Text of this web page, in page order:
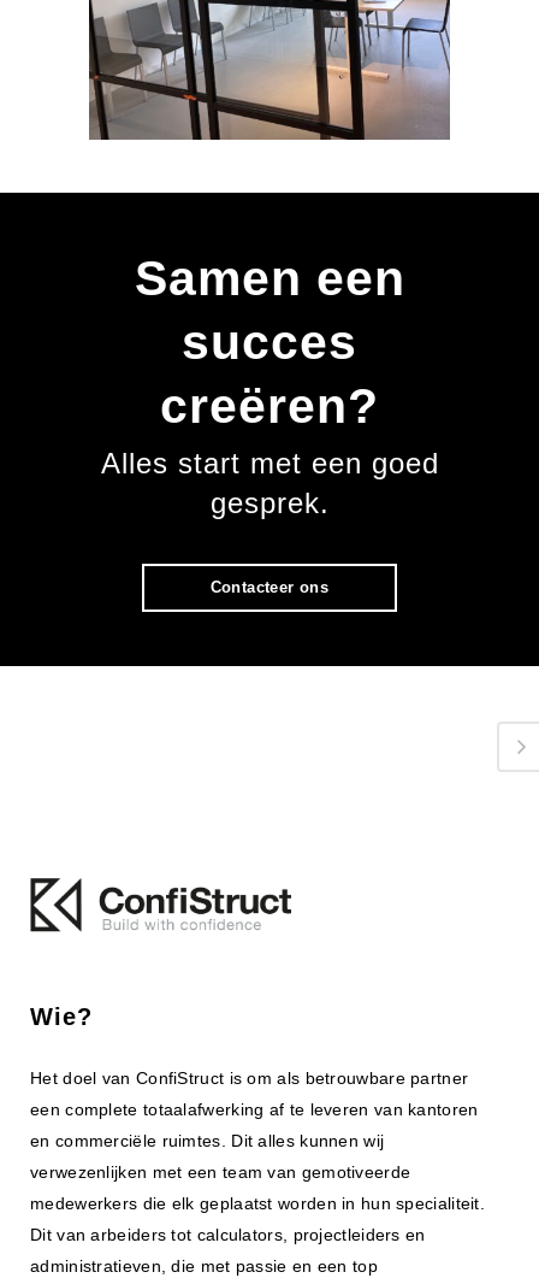
Samen een
succes
creëren?
Alles start met een goed
gesprek.
Contacteer ons
Wie?
Het doel van ConfiStruct is om als betrouwbare partner
een complete totaalafwerking af te leveren van kantoren
en commerciële ruimtes. Dit alles kunnen wij
verwezenlijken met een team van gemotiveerde
medewerkers die elk geplaatst worden in hun specialiteit.
Dit van arbeiders tot calculators, projectleiders en
administratieven, die met passie en een top